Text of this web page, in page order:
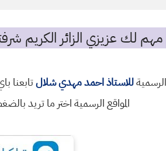
مهم لك عزيزي الزائر الكريم
للاستاذ احمد مهدي شلالتابعنا
المواقع الرسمية اختر ما تريد